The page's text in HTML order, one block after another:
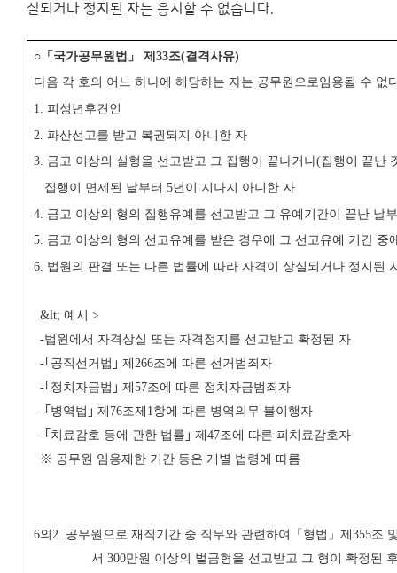
실되거나 정지된 자는 응시할 수 없습니다.
○「국가공무원법 」 제 33조(결격사유)
다음 각 호의 어느 하나에 해당하는 자는 공무원으로임용될 수 없
1. 피성년후견인
2. 파산선고를 받고 복권되지 아니한 자
3. 금고 이상의 실형을 선고받고 그 집행이 끝나거나(집행이 끝난
집행이 면제된 날부터 5년이 지나지 아니한 자
4. 금고 이상의 형의 집행유예를 선고받고 그 유예기간이 끝난 날
5. 금고 이상의 형의 선고유예를 받은 경우에 그 선고유예 기간 중
6. 법원의 판결 또는 다른 법률에 따라 자격이 상실되거나 정지된
&lt; 예시 >
-법원에서 자격상실 또는 자격정지를 선고받고 확정된 자
-｢ 공직선거법 ｣ 제 266조에 따른 선거범죄자
-｢ 정치자금법 ｣ 제 57조에 따른 정치자금범죄자
-｢ 병역법 ｣ 제 76조제 1 항에 따른 병역의무 불이행자
-｢ 치료감호 등에 관한 법률 ｣ 제 47조에 따른 피치료감호자
※ 공무원 임용제한 기간 등은 개별 법령에 따름
6의 2. 공무원으로 재직기간 중 직무와 관련하여 「 형법 」 제355조
서 300만원 이상의 벌금형을 선고받고 그 형이 확정된